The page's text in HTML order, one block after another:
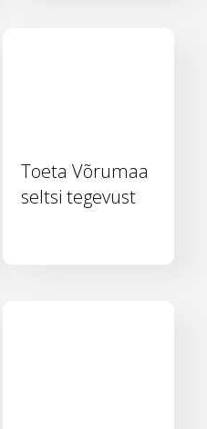
Toeta Võrumaa
seltsi tegevust